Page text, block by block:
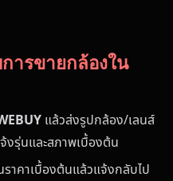
ารขายกล้องใน
แล้วส่งรูปกล้อง/เลนส์
รุ่นและสภาพเบื้องต้น
ราคาเบื้องต้นแล้วแจ้งกลับไป